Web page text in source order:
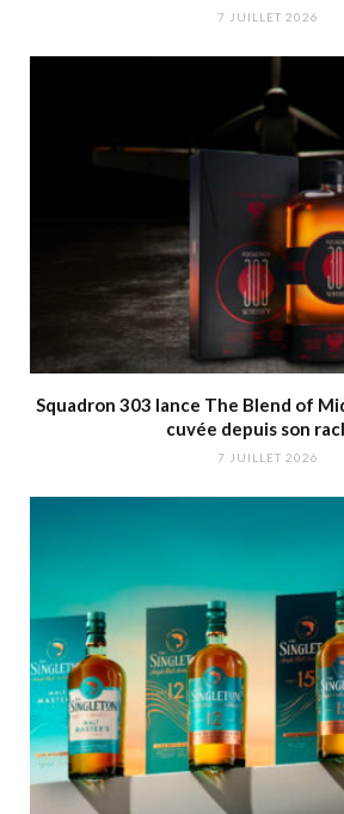
7 JUILLET 2026
Squadron 303 lance The Blend of
cuvée depuis son
7 JUILLET 2026